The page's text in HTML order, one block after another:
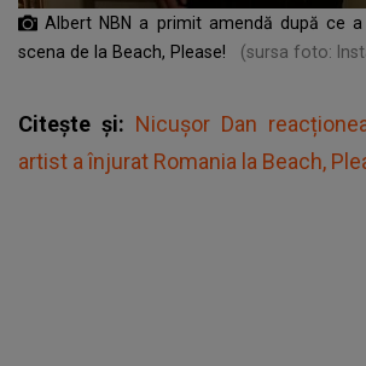
Albert NBN a primit amendă după ce
scena de la Beach, Please!
(sursa foto:
Citește și: Nicușor Dan
artist a înjurat Romania la Beach,